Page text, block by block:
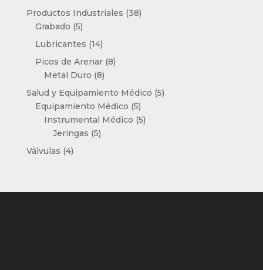
Productos Industriales 3838
Grabado 55
productos
Lubricantes 1414
productos
Picos de Arenar 88
Metal Duro 88
productos
Salud y Equipamiento Médico 55
Equipamiento Médico 55
productos
Instrumental Médico 55
Jeringas 55
Válvulas 44